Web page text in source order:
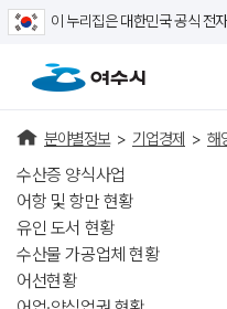
이 누리집은 대한민국 공식 전
분야별정보 > 기업경제 > 해
수산증 양식사업
어항 및 항만 현황
유인 도서 현황
수산물 가공업체 현황
어선현황